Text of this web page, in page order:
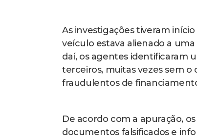
As investigações tiveram
veículo estava alienado a
daí, os agentes identificaram
terceiros, muitas vezes sem
fraudulentos de
De acordo com a apuração,
documentos falsificados e